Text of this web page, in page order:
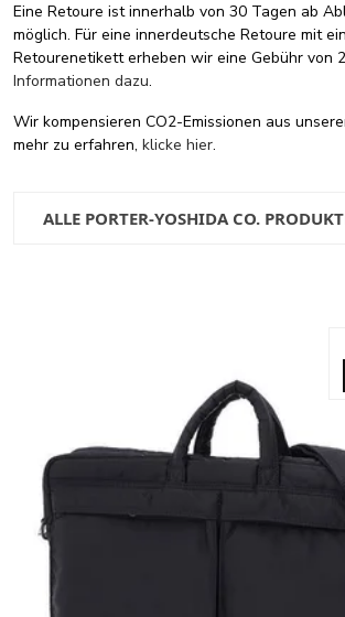
Eine Retoure ist innerhalb von 30 Tagen ab
möglich. Für eine innerdeutsche Retoure mit
Retourenetikett erheben wir eine Gebühr von
Informationen dazu.
Wir kompensieren CO2-Emissionen aus
mehr zu erfahren, klicke hier.
ALLE PORTER-YOSHIDA CO.